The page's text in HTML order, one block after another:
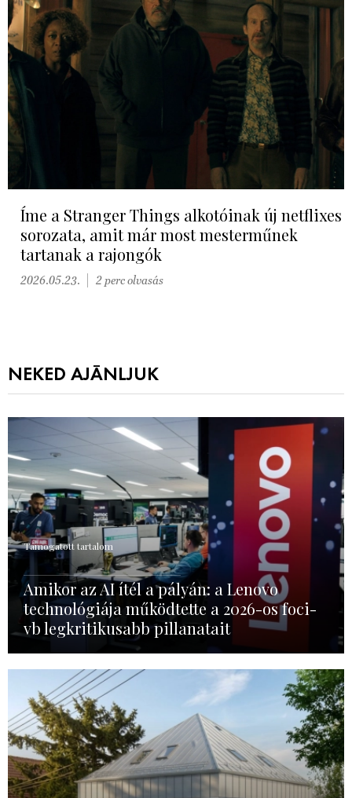
Íme a Stranger Things alkotóinak új netflixes
sorozata, amit már most mesterműnek
tartanak a rajongók
2026.05.23. 2 perc olvasás
NEKED AJÁNLJUK
Támogatott tartalom
Amikor az AI ítél a pályán: a Lenovo
technológiája működtette a 2026-os foci-
vb legkritikusabb pillanatait